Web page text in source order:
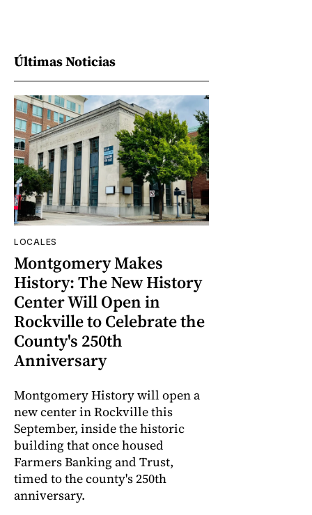
Últimas Noticias
LOCALES
Montgomery Makes
History: The New History
Center Will Open in
Rockville to Celebrate the
County's 250th
Anniversary
Montgomery History will open a
new center in Rockville this
September, inside the historic
building that once housed
Farmers Banking and Trust,
timed to the county's 250th
anniversary.